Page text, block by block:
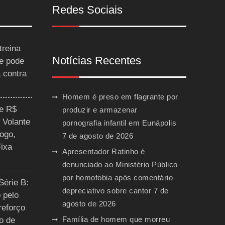
pode
contra
R$
B:
pelo
de
Redes Sociais
Notícias Recentes
Homem é preso em flagrante por
produzir e armazenar
pornografia infantil em Eunápolis
7 de agosto de 2026
Apresentador Ratinho é
denunciado ao Ministério Público
por homofobia após comentário
depreciativo sobre cantor 7 de
agosto de 2026
Família de homem que morreu